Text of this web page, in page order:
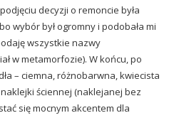
decyzji o remoncie była
wybór był ogromny i podobała mi
wszystkie nazwy
w metamorfozie). W końcu, po
– ciemna, różnobarwna, kwiecista
ściennej (naklejanej bez
się mocnym akcentem dla